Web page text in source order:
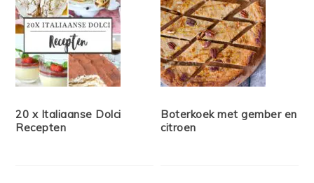
20 x Italiaanse Dolci
Recepten
Boterkoek met gember en
citroen